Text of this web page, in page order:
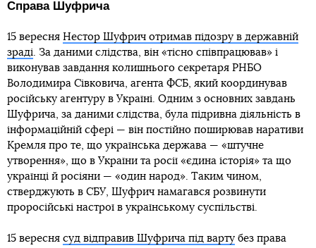
Справа Шуфрича
15 вересня Нестор Шуфрич отримав підозру в державній
зраді. За даними слідства, він «тісно співпрацював» і
виконував завдання колишнього секретаря РНБО
Володимира Сівковича, агента ФСБ, який координував
російську агентуру в Україні. Одним з основних завдань
Шуфрича, за даними слідства, була підривна діяльність в
інформаційній сфері — він постійно поширював наративи
Кремля про те, що українська держава — «штучне
утворення», що в України та росії «єдина історія» та що
українці й росіяни — «один народ». Таким чином,
стверджують в СБУ, Шуфрич намагався розвинути
проросійські настрої в українському суспільстві.
15 вересня суд відправив Шуфрича під варту без права